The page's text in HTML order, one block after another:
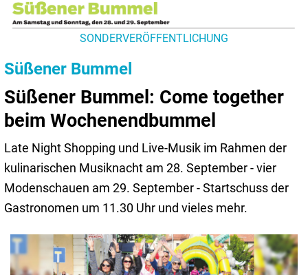
SONDERVERÖFFENTLICHUNG
Süßener Bummel
Süßener Bummel: Come together
beim Wochenendbummel
Late Night Shopping und Live-Musik im Rahmen der
kulinarischen Musiknacht am 28. September - vier
Modenschauen am 29. September - Startschuss der
Gastronomen um 11.30 Uhr und vieles mehr.